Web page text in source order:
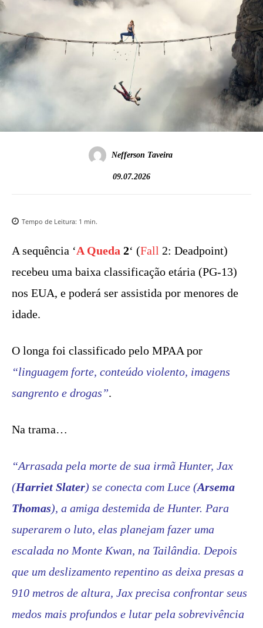
Nefferson Taveira
09.07.2026
Tempo de Leitura: 1 min.
A sequência ‘A Queda 2‘ (Fall 2: Deadpoint)
recebeu uma baixa classificação etária (PG-13)
nos EUA, e poderá ser assistida por menores de
idade.
O longa foi classificado pelo MPAA por
“linguagem forte, conteúdo violento, imagens
sangrento e drogas”.
Na trama…
“Arrasada pela morte de sua irmã Hunter, Jax
(Harriet Slater) se conecta com Luce (Arsema
Thomas), a amiga destemida de Hunter. Para
superarem o luto, elas planejam fazer uma
escalada no Monte Kwan, na Tailândia. Depois
que um deslizamento repentino as deixa presas a
910 metros de altura, Jax precisa confrontar seus
medos mais profundos e lutar pela sobrevivência